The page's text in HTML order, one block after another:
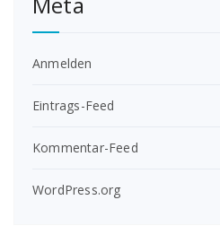
Anmelden
Eintrags-Feed
Kommentar-Feed
WordPress.org